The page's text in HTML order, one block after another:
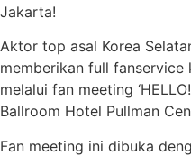
Jakarta!
Aktor top asal Korea
memberikan full fanservice
melalui fan meeting
Ballroom Hotel Pullman
Fan meeting ini dibuka